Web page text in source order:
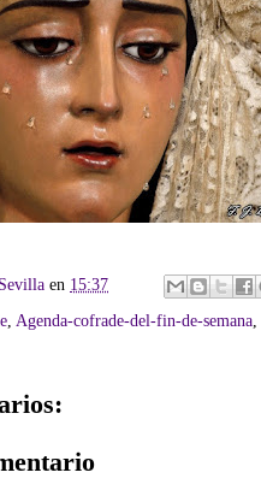
en 15:37
Agenda-cofrade-del-fin-de-semana